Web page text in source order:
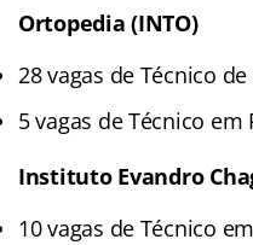
Ortopedia (INTO)
28 vagas de Técnico
5 vagas de Técnico em
Instituto Evandro
10 vagas de Técnico